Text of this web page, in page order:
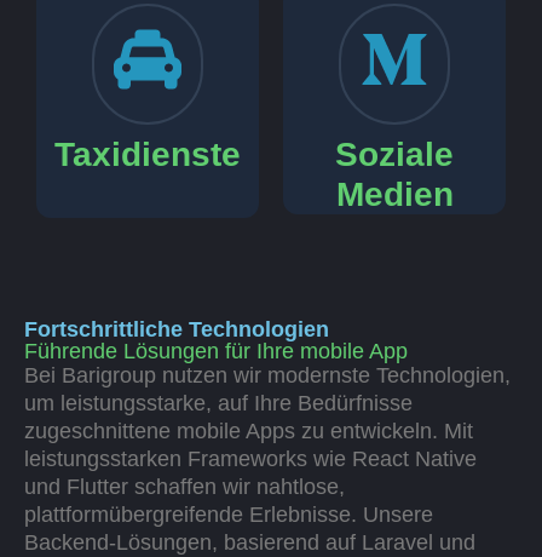
Taxidienste
Soziale
Medien
Fortschrittliche Technologien
Führende Lösungen für Ihre mobile App
Bei Barigroup nutzen wir modernste Technologien,
um leistungsstarke, auf Ihre Bedürfnisse
zugeschnittene mobile Apps zu entwickeln. Mit
leistungsstarken Frameworks wie React Native
und Flutter schaffen wir nahtlose,
plattformübergreifende Erlebnisse. Unsere
Backend-Lösungen, basierend auf Laravel und